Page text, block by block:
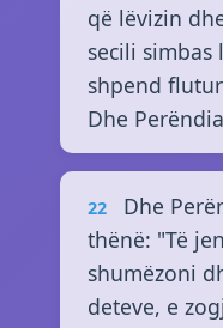
që lëvizin
secili
shpend
Dhe
22
Dhe
thënë: "Të
shumëzoni
deteve, e